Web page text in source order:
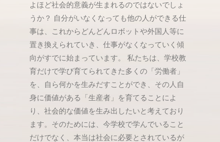
よほど社会的意義が生まれるのではないでしょ
うか？ 自分がいなくなっても他の人ができる仕
事は、これからどんどんロボットや外国人等に
置き換えられていき、仕事がなくなっていく傾
向がすでに始まっています。 私たちは、学校教
育だけで学び育てられてきた多くの「労働者」
を、自ら何かを生みだすことができ、その人自
身に価値がある「生産者」を育てることによ
り、社会的な価値を生み出したいと考えており
ます。そのためには、今学校で学んでいること
だけでなく、本当は社会に必要とされているが